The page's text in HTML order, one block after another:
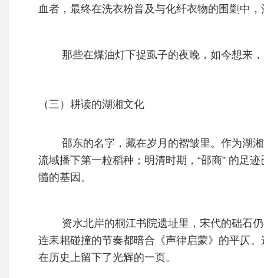
血者，最终在洗衣粉普及与化纤衣物的围剿中
那些在煤油灯下捉虱子的夜晚，如今想来，
（三）耕读的湖湘文化
邵东的名字，藏在岁月的褶皱里。作为湖湘
流域播下第一粒稻种；明清时期，“邵商” 的足
髓的基因。
资水北岸的桐江书院遗址里，宋代的础石仍
连耒耜碰撞的节奏都暗合《声律启蒙》的平仄
在历史上留下了光辉的一页。